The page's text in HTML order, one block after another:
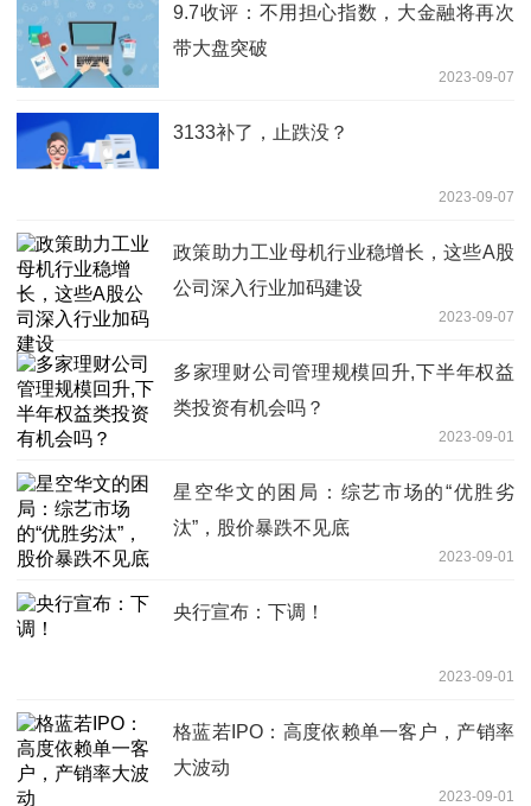
9.7收评：不用担心指数，大金融将再次
带大盘突破
2023-09-07
3133补了，止跌没？
2023-09-07
政策助力工业母机行业稳增长，这些A股
公司深入行业加码建设
2023-09-07
多家理财公司管理规模回升,下半年权益
类投资有机会吗？
2023-09-01
星空华文的困局：综艺市场的“优胜劣
汰”，股价暴跌不见底
2023-09-01
央行宣布：下调！
2023-09-01
格蓝若IPO：高度依赖单一客户，产销率
大波动
2023-09-01